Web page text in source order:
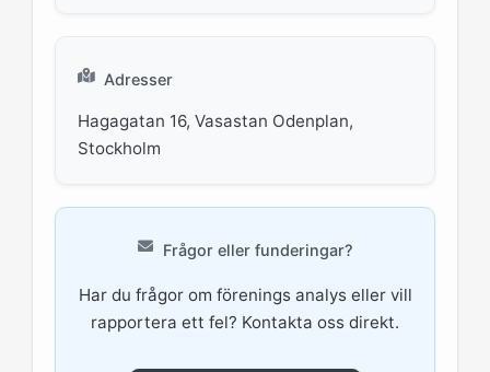
Adresser
Hagagatan 16, Vasastan Odenplan,
Stockholm
Frågor eller funderingar?
Har du frågor om förenings analys eller vill
rapportera ett fel? Kontakta oss direkt.